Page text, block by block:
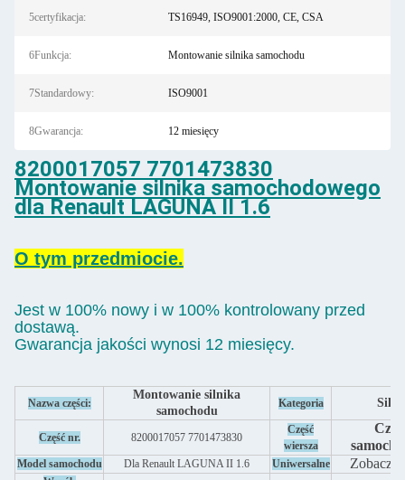
5certyfikacja: TS16949, ISO9001:2000, CE, CSA
6Funkcja: Montowanie silnika samochodu
7Standardowy: ISO9001
8Gwarancja: 12 miesięcy
8200017057 7701473830
Montowanie silnika samochodowego
dla Renault LAGUNA II 1.6
O tym przedmiocie.
Jest w 100% nowy i w 100% kontrolowany przed
dostawą.
Gwarancja jakości wynosi 12 miesięcy.
Nazwa części:
Montowanie silnika
samochodu
Kategoria
Część nr. 8200017057 7701473830
Część
wiersza
Model samochodu Dla Renault LAGUNA II 1.6 Uniwersalne Zobacz